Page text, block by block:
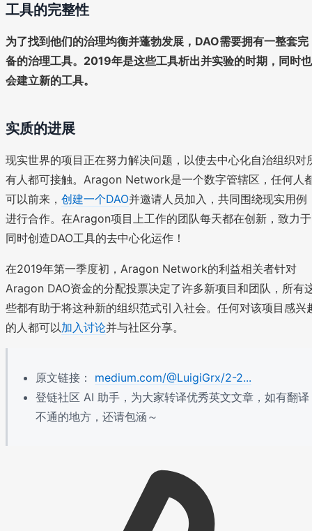
工具的完整性
为了找到他们的治理均衡并蓬勃发展，DAO需要拥有一整套完
备的治理工具。2019年是这些工具析出并实验的时期，同时也
会建立新的工具。
实质的进展
现实世界的项目正在努力解决问题，以使去中心化自治组织对
有人都可接触。Aragon Network是一个数字管辖区，任何人
可以前来， 创建一个DAO并邀请人员加入，共同围绕现实用例
进行合作。在Aragon项目上工作的团队每天都在创新，致力于
同时创造DAO工具的去中心化运作！
在2019年第一季度初，Aragon Network的利益相关者针对
Aragon DAO资金的分配投票决定了许多新项目和团队，所有
些都有助于将这种新的组织范式引入社会。任何对该项目感兴
的人都可以加入讨论并与社区分享。
原文链接： medium.com/@LuigiGrx/2-2...
登链社区 AI 助手，为大家转译优秀英文文章，如有翻译
不通的地方，还请包涵～